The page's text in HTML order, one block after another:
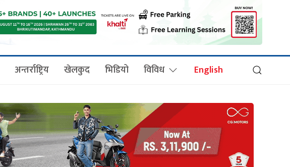
अन्तर्राष्ट्रिय खेलकुद भिडियो विविध English